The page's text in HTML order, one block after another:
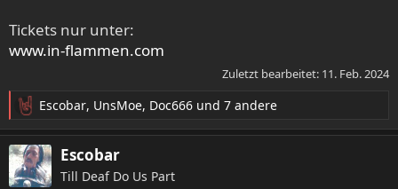
Tickets nur unter:
www.in-flammen.com
Zuletzt bearbeitet: 11. Feb. 2024
R
e
a
k
t
Escobar, UnsMoe, Doc666 und 7 andere
Escobar
Till Deaf Do Us Part